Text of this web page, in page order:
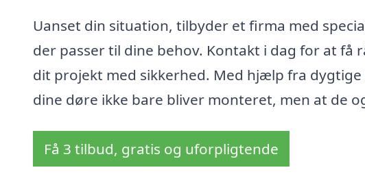
Uanset din situation, tilbyder et firma med
der passer til dine behov. Kontakt i dag for at få
dit projekt med sikkerhed. Med hjælp fra
dine døre ikke bare bliver monteret, men at de
Få 3 tilbud, gratis og uforpligtende